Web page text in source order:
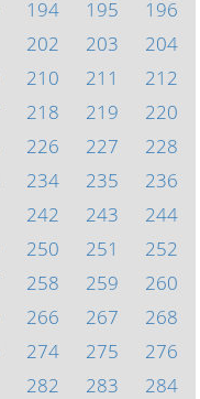
194 195
196
202 203
204
210 211
212
218 219
220
226 227
228
234 235
236
242 243
244
250 251
252
258 259
260
266 267
268
274 275
276
282 283
284